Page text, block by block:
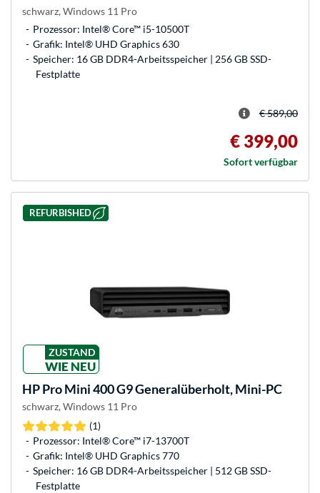
schwarz, Windows 11 Pro
Prozessor: Intel® Core™ i5-10500T
Grafik: Intel® UHD Graphics 630
Speicher: 16 GB DDR4-Arbeitsspeicher | 256 GB SSD-
Festplatte
€ 589,00
€ 399,00
Sofort verfügbar
REFURBISHED
ZUSTAND
WIE NEU
HPPro Mini 400 G9 Generalüberholt, Mini-PC
schwarz, Windows 11 Pro
(1)
Prozessor: Intel® Core™ i7-13700T
Grafik: Intel® UHD Graphics 770
Speicher: 16 GB DDR4-Arbeitsspeicher | 512 GB SSD-
Festplatte